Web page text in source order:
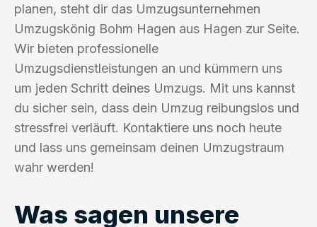
planen, steht dir das Umzugsunternehmen
Umzugskönig Bohm Hagen aus Hagen zur Seite.
Wir bieten professionelle
Umzugsdienstleistungen an und kümmern uns
um jeden Schritt deines Umzugs. Mit uns kannst
du sicher sein, dass dein Umzug reibungslos und
stressfrei verläuft. Kontaktiere uns noch heute
und lass uns gemeinsam deinen Umzugstraum
wahr werden!
Was sagen unsere